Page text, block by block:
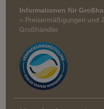
Informationen für
» Preisermäßigungen und
Großhändler